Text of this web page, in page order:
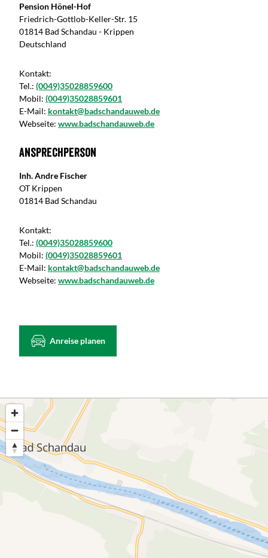
Pension Hönel-Hof
Friedrich-Gottlob-Keller-Str. 15
01814 Bad Schandau - Krippen
Deutschland
Kontakt:
Tel.: (0049)35028859600
Mobil: (0049)35028859601
E-Mail: kontakt@badschandauweb.de
Webseite: www.badschandauweb.de
Ansprechperson
Inh. Andre Fischer
OT Krippen
01814 Bad Schandau
Kontakt:
Tel.: (0049)35028859600
Mobil: (0049)35028859601
E-Mail: kontakt@badschandauweb.de
Webseite: www.badschandauweb.de
Anreise planen